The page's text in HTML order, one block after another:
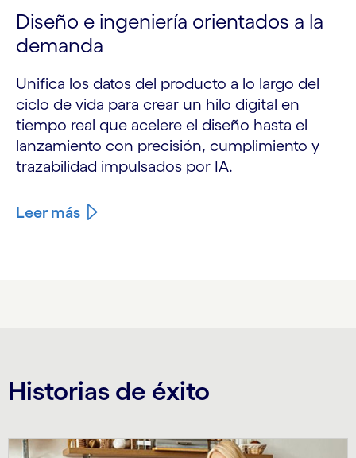
Diseño e ingeniería orientados a la
demanda
Unifica los datos del producto a lo largo del
ciclo de vida para crear un hilo digital en
tiempo real que acelere el diseño hasta el
lanzamiento con precisión, cumplimiento y
trazabilidad impulsados por IA.
Leer más
Historias de éxito
Carousel starts